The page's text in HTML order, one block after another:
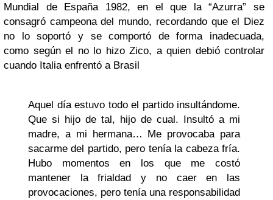
Mundial de España 1982, en el que la “Azurra” se
consagró campeona del mundo, recordando que el Diez
no lo soportó y se comportó de forma inadecuada,
como según el no lo hizo Zico, a quien debió controlar
cuando Italia enfrentó a Brasil
Aquel día estuvo todo el partido insultándome.
Que si hijo de tal, hijo de cual. Insultó a mi
madre, a mi hermana… Me provocaba para
sacarme del partido, pero tenía la cabeza fría.
Hubo momentos en los que me costó
mantener la frialdad y no caer en las
provocaciones, pero tenía una responsabilidad